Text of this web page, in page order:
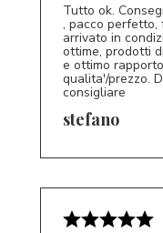
S*
Tutto ok.
, pacco perfetto,
arrivato in
ottime, prodotti
e ottimo rapporto
qualita'/prezzo.
consigliare
stefano